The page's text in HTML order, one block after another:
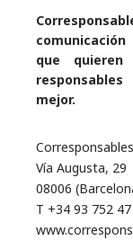
que
mejor.
Vía Augusta, 29
08006
T +34 93 752